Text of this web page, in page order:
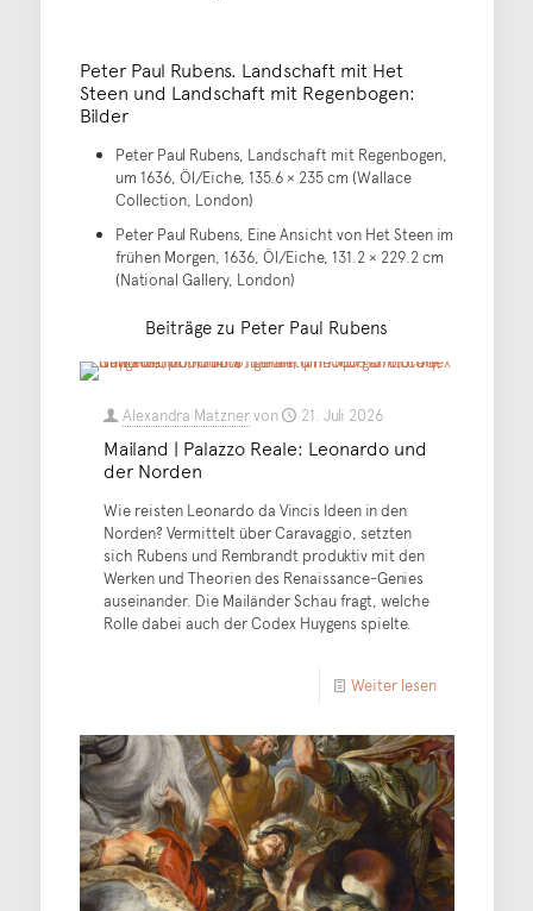
Peter Paul Rubens. Landschaft mit Het
Steen und Landschaft mit Regenbogen:
Bilder
Peter Paul Rubens, Landschaft mit Regenbogen,
um 1636, Öl/Eiche, 135.6 × 235 cm (Wallace
Collection, London)
Peter Paul Rubens, Eine Ansicht von Het Steen im
frühen Morgen, 1636, Öl/Eiche, 131.2 × 229.2 cm
(National Gallery, London)
Beiträge zu Peter Paul Rubens
Alexandra Matznervon 21. Juli 2026
Mailand | Palazzo Reale: Leonardo und
der Norden
Wie reisten Leonardo da Vincis Ideen in den
Norden? Vermittelt über Caravaggio, setzten
sich Rubens und Rembrandt produktiv mit den
Werken und Theorien des Renaissance-Genies
auseinander. Die Mailänder Schau fragt, welche
Rolle dabei auch der Codex Huygens spielte.
Weiter lesen